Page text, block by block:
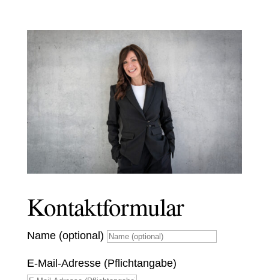
Kontaktformular
Name (optional)
E-Mail-Adresse (Pflichtangabe)